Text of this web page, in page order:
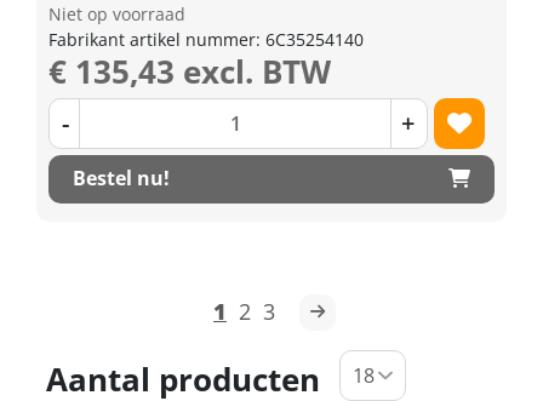
Niet op voorraad
Fabrikant artikel nummer: 6C35254140
€ 135,43 excl. BTW
- +
Bestel nu!
1 2 3
Aantal producten